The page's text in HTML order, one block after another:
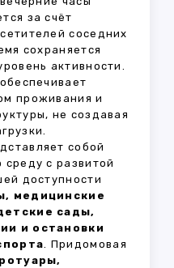
за счёт
соседних
сохраняется
активности.
проживания и
не создавая
собой
с развитой
доступности
медицинские
сады,
и остановки
. Придомовая